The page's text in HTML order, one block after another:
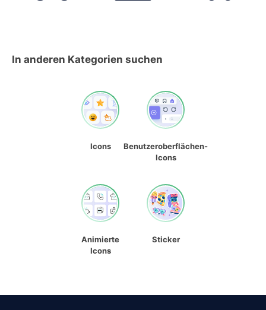
In anderen Kategorien suchen
Icons
Benutzeroberflächen-
Icons
Animierte
Icons
Sticker